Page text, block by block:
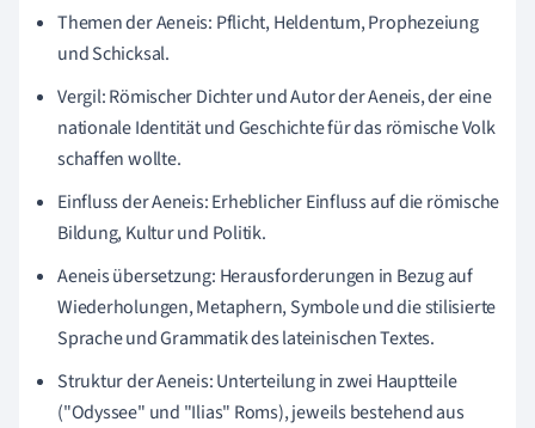
Themen der Aeneis: Pflicht, Heldentum, Prophezeiung
und Schicksal.
Vergil: Römischer Dichter und Autor der Aeneis, der eine
nationale Identität und Geschichte für das römische Volk
schaffen wollte.
Einfluss der Aeneis: Erheblicher Einfluss auf die römische
Bildung, Kultur und Politik.
Aeneis übersetzung: Herausforderungen in Bezug auf
Wiederholungen, Metaphern, Symbole und die stilisierte
Sprache und Grammatik des lateinischen Textes.
Struktur der Aeneis: Unterteilung in zwei Hauptteile
("Odyssee" und "Ilias" Roms), jeweils bestehend aus